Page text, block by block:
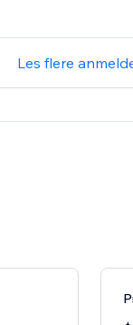
Les flere